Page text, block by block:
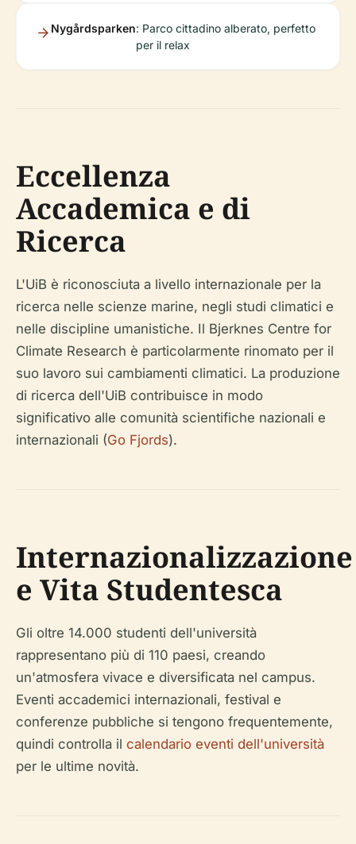
Nygårdsparken: Parco cittadino alberato, perfetto
per il relax
Eccellenza
Accademica e di
Ricerca
L'UiB è riconosciuta a livello internazionale per la
ricerca nelle scienze marine, negli studi climatici e
nelle discipline umanistiche. Il Bjerknes Centre for
Climate Research è particolarmente rinomato per il
suo lavoro sui cambiamenti climatici. La produzione
di ricerca dell'UiB contribuisce in modo
significativo alle comunità scientifiche nazionali e
internazionali (Go Fjords).
Internazionalizzazione
e Vita Studentesca
Gli oltre 14.000 studenti dell'università
rappresentano più di 110 paesi, creando
un'atmosfera vivace e diversificata nel campus.
Eventi accademici internazionali, festival e
conferenze pubbliche si tengono frequentemente,
quindi controlla il calendario eventi dell'università
per le ultime novità.